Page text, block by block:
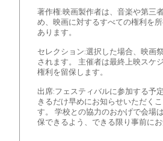
著作権:映画製作者は、音楽や第三
め、映画に対するすべての権利を
あります。
セレクション:選択した場合、映画
されます。 主催者は最終上映スケ
権利を留保します。
出席:フェスティバルに参加する予
きるだけ早めにお知らせいただく
す。 学校との協力のおかげで会場
保できるよう、できる限り事前にお